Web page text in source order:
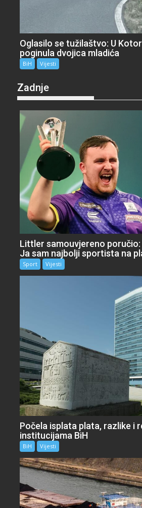
Oglasilo se tužilaštvo: U
poginula dvojica mladića
BiH Vijesti
Zadnje
Littler samouvjereno poručio:
Ja sam najbolji sportista na
Sport Vijesti
Počela isplata plata, razlike i
institucijama BiH
BiH Vijesti